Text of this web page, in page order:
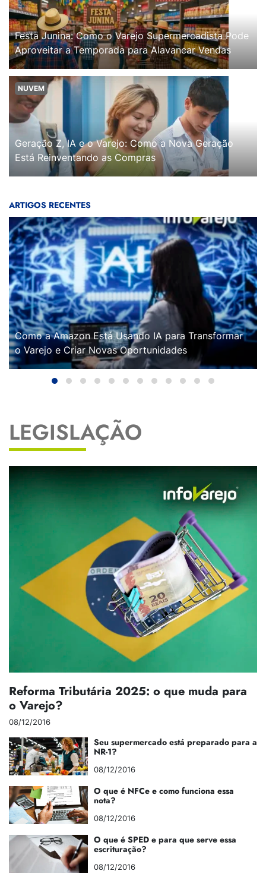
Festa Junina: Como o Varejo Supermercadista Pode
Aproveitar a Temporada para Alavancar Vendas
NUVEM
Geração Z, IA e o Varejo: Como a Nova Geração
Está Reinventando as Compras
ARTIGOS RECENTES
Como a Amazon Está Usando IA para Transformar
o Varejo e Criar Novas Oportunidades
LEGISLAÇÃO
Reforma Tributária 2025: o que muda para
o Varejo?
08/12/2016
Seu supermercado está preparado para a
NR-1?
08/12/2016
O que é NFCe e como funciona essa
nota?
08/12/2016
O que é SPED e para que serve essa
escrituração?
08/12/2016